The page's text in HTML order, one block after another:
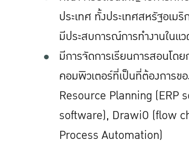
ประเทศ ทั้งประเทศสหรัฐอเม
มีประสบการณ์การทำงานในแ
มีการจัดการเรียนการสอนโด
คอมพิวเตอร์ที่เป็นที่ต้องการข
Resource Planning (ERP
software), DrawiO (flow
Process Automation)